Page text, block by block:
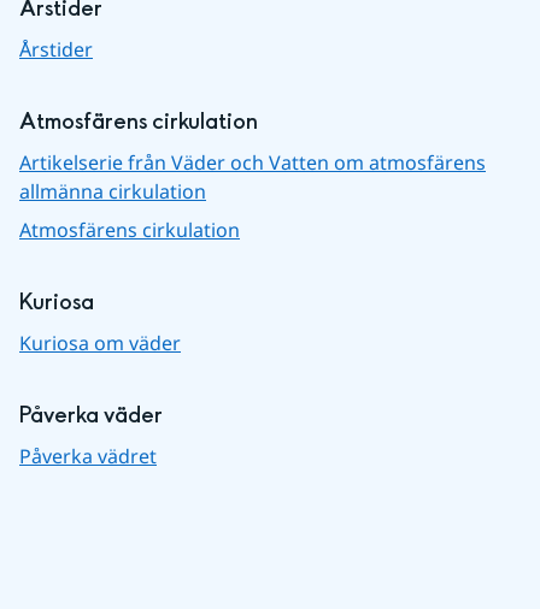
Årstider
Årstider
Atmosfärens cirkulation
Artikelserie från Väder och Vatten om atmosfärens
allmänna cirkulation
Atmosfärens cirkulation
Kuriosa
Kuriosa om väder
Påverka väder
Påverka vädret